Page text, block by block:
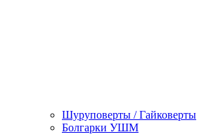
Шуруповерты / Гайковерты
Болгарки УШМ